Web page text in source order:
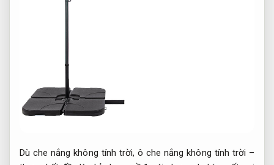
Dù che nắng không tính trời, ô che nắng không tính trời –